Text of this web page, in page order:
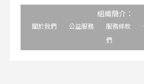
組織簡介：
關於我們 公益服務 服務條款
們